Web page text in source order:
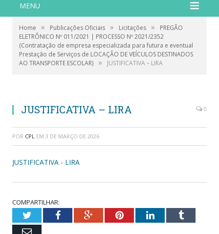
MENU
Home » Publicações Oficiais » Licitações »
PREGÃO
ELETRÔNICO Nº 011/2021 | PROCESSO Nº 2021/2352
(Contratação de empresa especializada para futura e eventual
Prestação de Serviços de LOCAÇÃO DE VEÍCULOS DESTINADOS
AO TRANSPORTE ESCOLAR) » JUSTIFICATIVA – LIRA
JUSTIFICATIVA – LIRA 0
POR CPL EM 3 DE MARÇO DE 2026
JUSTIFICATIVA - LIRA
COMPARTILHAR:
TwitterFacebookGoogle+PinterestLinkedInTumblr
Email